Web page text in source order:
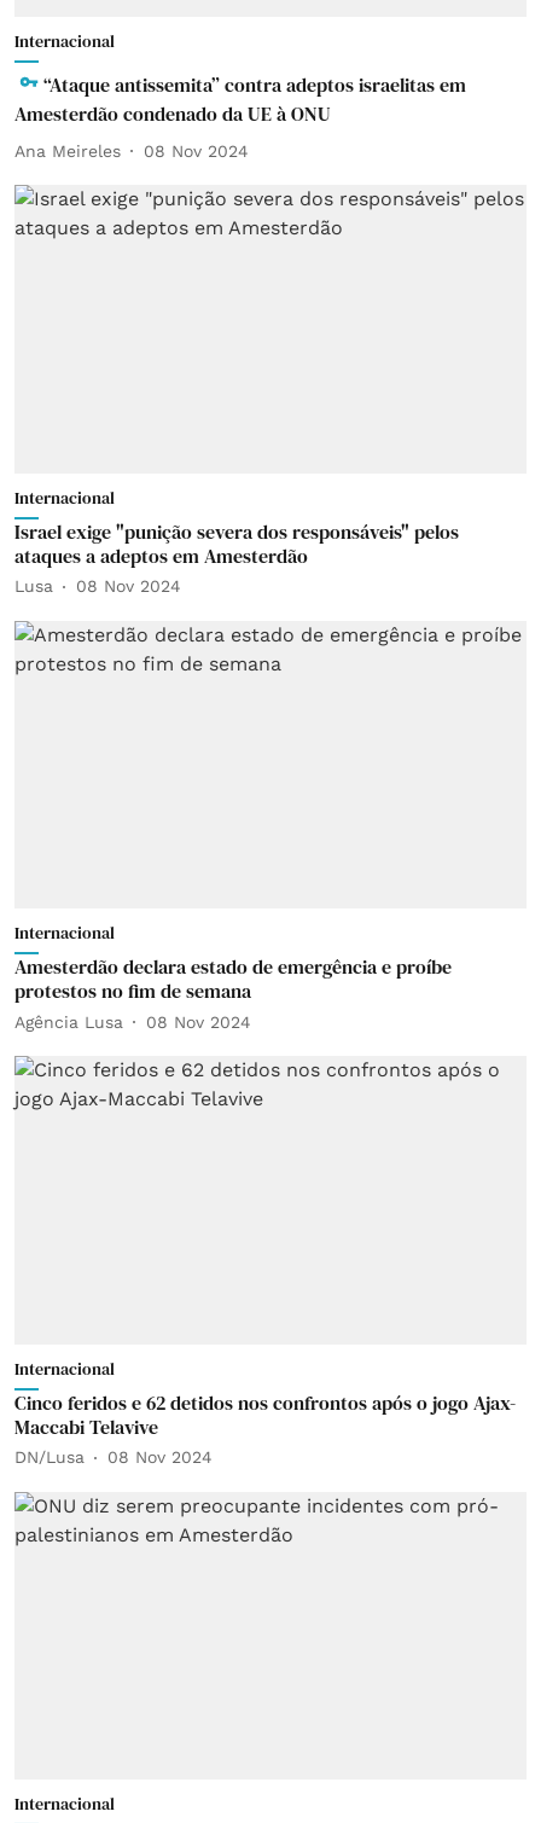
Internacional
“Ataque antissemita” contra adeptos israelitas em
Amesterdão condenado da UE à ONU
Ana Meireles 08 Nov 2024
Internacional
Israel exige "punição severa dos responsáveis" pelos
ataques a adeptos em Amesterdão
Lusa 08 Nov 2024
Internacional
Amesterdão declara estado de emergência e proíbe
protestos no fim de semana
Agência Lusa 08 Nov 2024
Internacional
Cinco feridos e 62 detidos nos confrontos após o jogo Ajax-
Maccabi Telavive
DN/Lusa 08 Nov 2024
Internacional